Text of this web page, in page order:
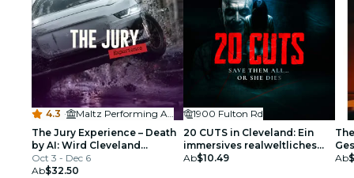
4.3 ·
Maltz Performing Arts Center
The Jury Experience – Death
by AI: Wird Cleveland
Gerechtigkeit liefern?
Oct 3 - Dec 6
Ab$32.50
1900 Fulton Rd
20 CUTS in Cleveland: Ein
immersives realweltliches
Thriller-Spiel
Ab$10.49
Ab